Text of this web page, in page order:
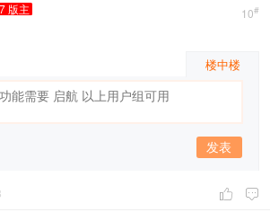
10#
版主
楼中楼
发表
 